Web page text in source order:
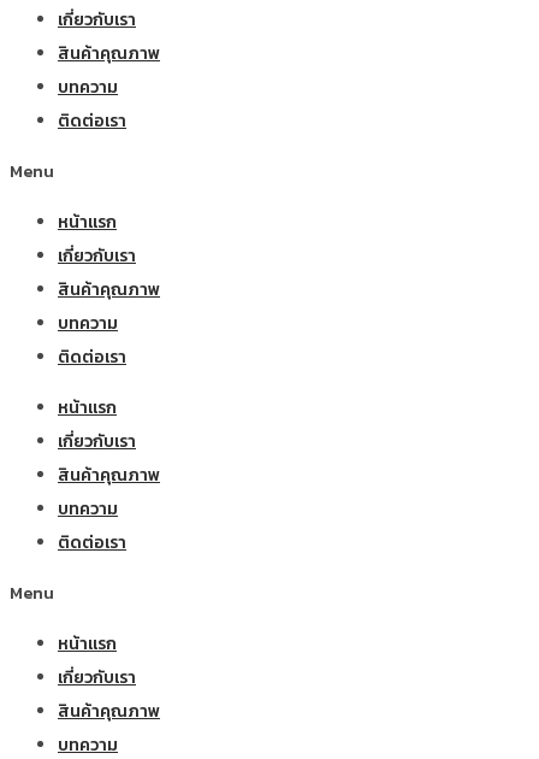
เกี่ยวกับเรา
สินค้าคุณภาพ
บทความ
ติดต่อเรา
Menu
หน้าแรก
เกี่ยวกับเรา
สินค้าคุณภาพ
บทความ
ติดต่อเรา
หน้าแรก
เกี่ยวกับเรา
สินค้าคุณภาพ
บทความ
ติดต่อเรา
Menu
หน้าแรก
เกี่ยวกับเรา
สินค้าคุณภาพ
บทความ